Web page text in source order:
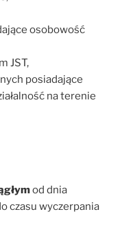
osobowość
JST,
posiadające
na terenie
od dnia
czasu wyczerpania